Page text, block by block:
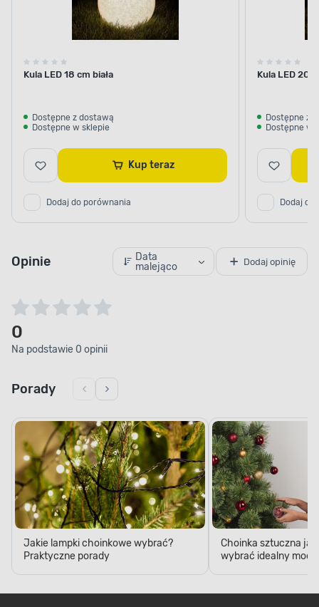
Kula LED 18 cm biała
Dostępne z dostawą
Dostępne w sklepie
Kup teraz
Dodaj do porównania
Kula LED 20
Dostępne z
Dostępne w
Dodaj do
Opinie
Data
malejąco
Dodaj opinię
0
Na podstawie 0 opinii
Porady
Jakie lampki choinkowe wybrać?
Praktyczne porady
Choinka sztuczna
wybrać idealny